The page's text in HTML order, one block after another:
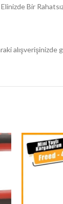
Bir
alışverişinizde